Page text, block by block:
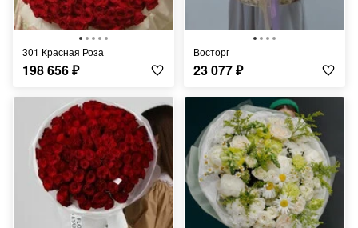
301 Красная Роза
198 656₽
Восторг
23 077₽